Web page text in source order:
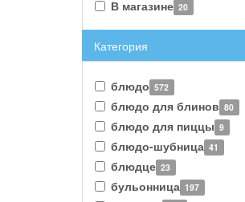
В магазине 20
Категория
блюдо 572
блюдо для блинов 80
блюдо для пиццы 9
блюдо-шубница 41
блюдце 23
бульонница 197